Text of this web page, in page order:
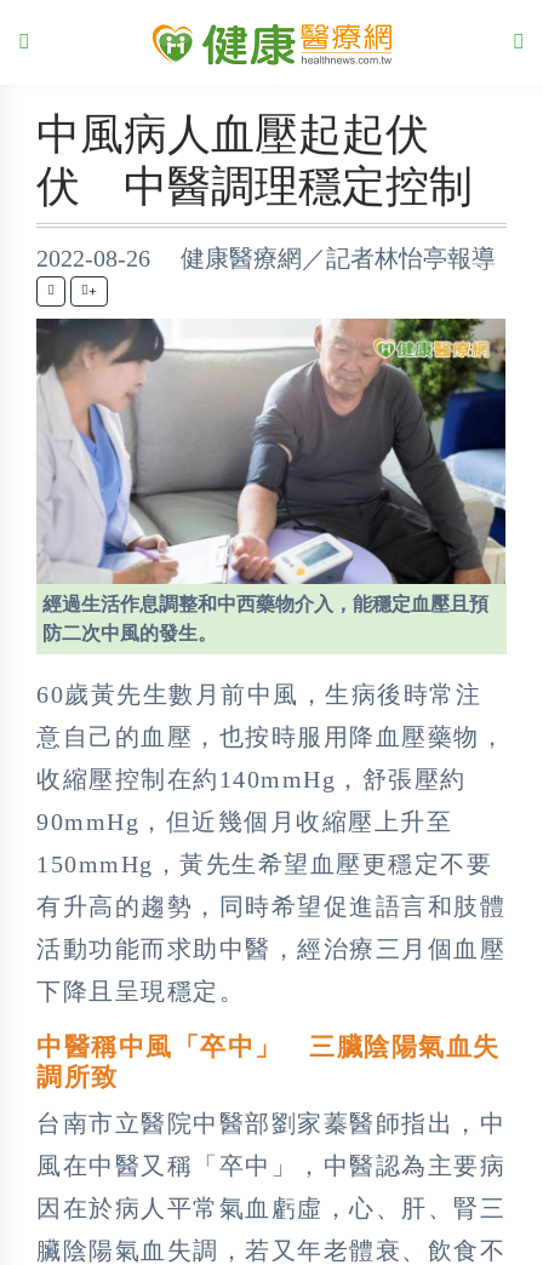
中風病人血壓起起伏
伏 中醫調理穩定控制
2022-08-26 健康醫療網／記者林怡亭報導
+
經過生活作息調整和中西藥物介入，能穩定血壓且預
防二次中風的發生。
60歲黃先生數月前中風，生病後時常注
意自己的血壓，也按時服用降血壓藥物，
收縮壓控制在約140mmHg，舒張壓約
90mmHg，但近幾個月收縮壓上升至
150mmHg，黃先生希望血壓更穩定不要
有升高的趨勢，同時希望促進語言和肢體
活動功能而求助中醫，經治療三月個血壓
下降且呈現穩定。
中醫稱中風「卒中」 三臟陰陽氣血失
調所致
台南市立醫院中醫部劉家蓁醫師指出，中
風在中醫又稱「卒中」，中醫認為主要病
因在於病人平常氣血虧虛，心、肝、腎三
臟陰陽氣血失調，若又年老體衰、飲食不